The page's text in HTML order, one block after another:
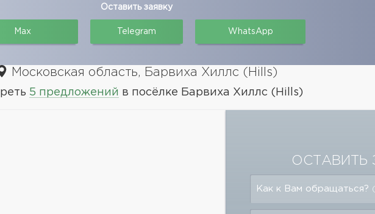
Оставить заявку
Max Telegram WhatsApp
Московская область, Барвиха Хиллс (Hills)
5 предложений в посёлке Барвиха Хиллс (Hills)
ОСТАВИТЬ
Как к Вам обращаться?